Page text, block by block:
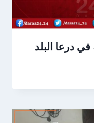
درعا البلد